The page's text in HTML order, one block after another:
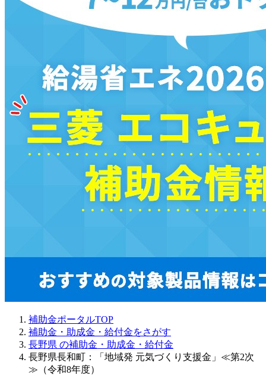
補助金ポータルTOP
補助金・助成金・給付金をさがす
長野県 の補助金・助成金・給付金
長野県長和町：「地域発 元気づくり支援金」≪第2次
≫（令和8年度）